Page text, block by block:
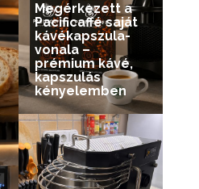
Megérkezett a
Pacificaffé saját
kávékapszula-
vonala –
prémium kávé,
kapszulás
kényelemben